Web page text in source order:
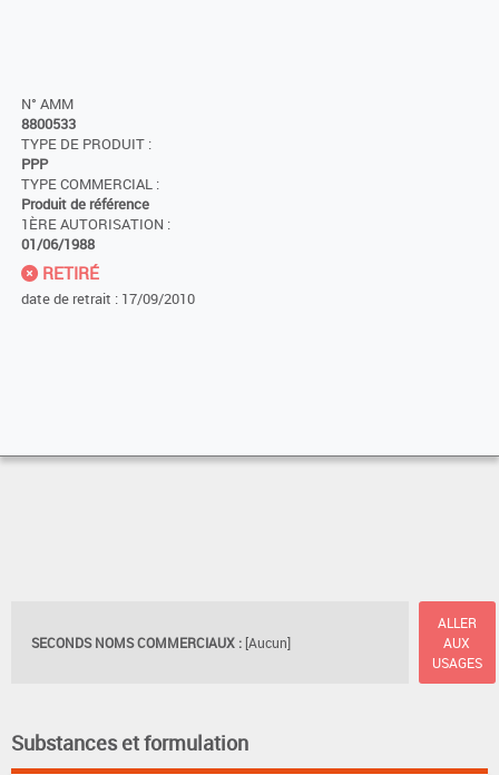
N° AMM
8800533
TYPE DE PRODUIT :
PPP
TYPE COMMERCIAL :
Produit de référence
1ÈRE AUTORISATION :
01/06/1988
RETIRÉ
date de retrait : 17/09/2010
SECONDS NOMS COMMERCIAUX : [Aucun]
ALLER
AUX
USAGES
Substances et formulation